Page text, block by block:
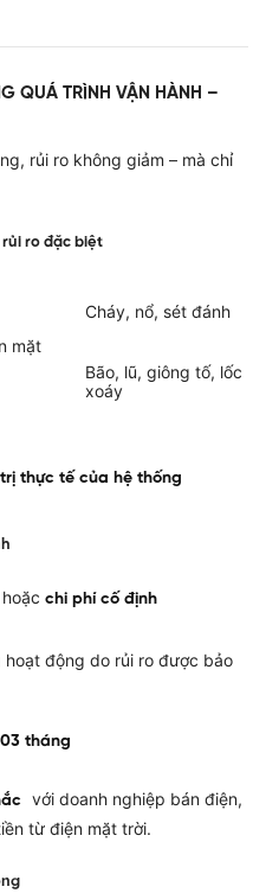
QUÁ TRÌNH VẬN HÀNH –
rủi ro không giảm – mà chỉ
rủi ro đặc biệt
mặt
Cháy, nổ, sét đánh
Bão, lũ, giông tố, lốc
xoáy
thực tế của hệ thống
hoặc chi phí cố định
động do rủi ro được bảo
03 tháng
với doanh nghiệp bán điện,
từ điện mặt trời.